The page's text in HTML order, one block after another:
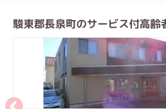
駿東郡長泉町のサービス付高齢